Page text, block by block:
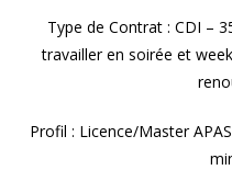
Type de Contrat : CDI –
travailler en soirée et
Profil : Licence/Master